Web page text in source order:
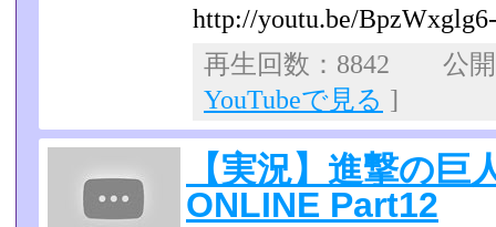
http://youtu.be/
再生回数：8842 公
YouTubeで見る ]
【実況】進撃の
ONLINE Part12